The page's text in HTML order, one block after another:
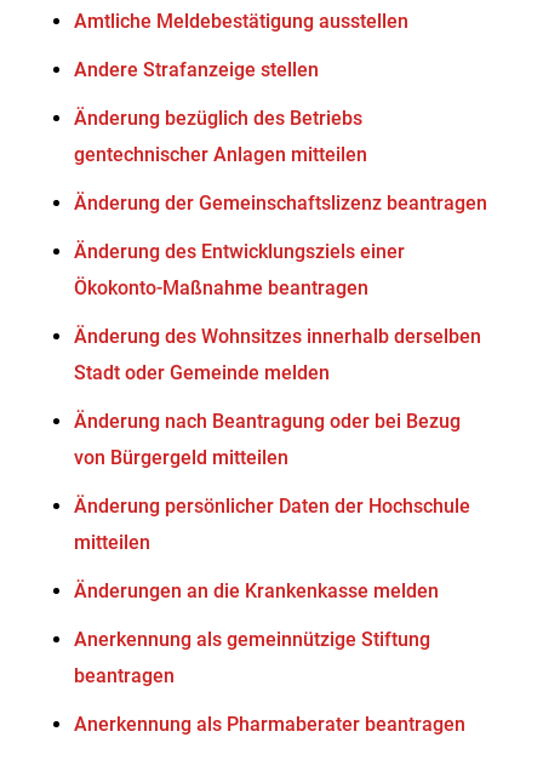
Amtliche Meldebestätigung ausstellen
Andere Strafanzeige stellen
Änderung bezüglich des Betriebs
gentechnischer Anlagen mitteilen
Änderung der Gemeinschaftslizenz beantragen
Änderung des Entwicklungsziels einer
Ökokonto-Maßnahme beantragen
Änderung des Wohnsitzes innerhalb derselben
Stadt oder Gemeinde melden
Änderung nach Beantragung oder bei Bezug
von Bürgergeld mitteilen
Änderung persönlicher Daten der Hochschule
mitteilen
Änderungen an die Krankenkasse melden
Anerkennung als gemeinnützige Stiftung
beantragen
Anerkennung als Pharmaberater beantragen